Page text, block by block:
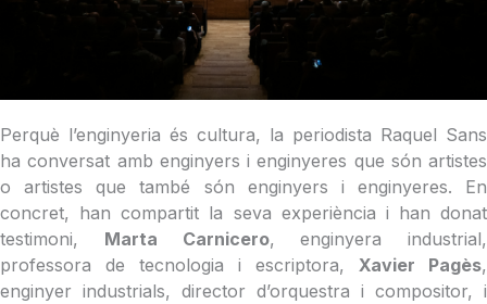
Perquè l’enginyeria és cultura, la periodista Raquel Sans
ha conversat amb enginyers i enginyeres que són artistes
o artistes que també són enginyers i enginyeres. En
concret, han compartit la seva experiència i han donat
testimoni, Marta Carnicero, enginyera industrial,
professora de tecnologia i escriptora, Xavier Pagès,
enginyer industrials, director d’orquestra i compositor, i